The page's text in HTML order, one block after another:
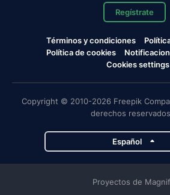
Regístrate
Términos y condiciones
Política de cookies
Cookies settings
Copyright © 2010-2026 Freepik
derechos
Español
Proyectos de